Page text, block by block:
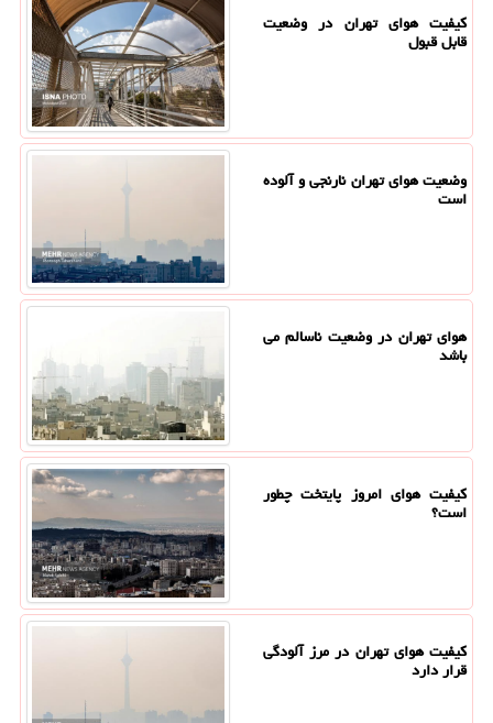
کیفیت هوای تهران در وضعیت
قابل قبول
وضعیت هوای تهران نارنجی و آلوده
است
هوای تهران در وضعیت ناسالم می
باشد
کیفیت هوای امروز پایتخت چطور
است؟
کیفیت هوای تهران در مرز آلودگی
قرار دارد